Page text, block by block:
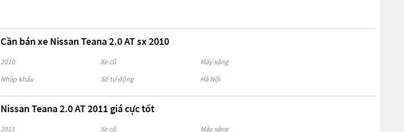
Cần bán xe Nissan Teana 2.0 AT sx 2010
2010 Xe cũ
Máy xăng
Nhập khẩu
Số tự động Hà Nội
Nissan Teana 2.0 AT 2011 giá cực tốt
2011 Xe cũ
Máy xăng